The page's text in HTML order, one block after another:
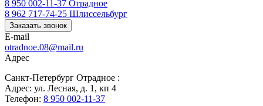
8 950 002-11-37 Отрадное
8 962 717-74-25 Шлиссельбург
Заказать звонок
E-mail
otradnoe.08@mail.ru
Адрес
Санкт-Петербург Отрадное :
Адрес: ул. Лесная, д. 1, кп 4
Телефон: 8 950 002-11-37